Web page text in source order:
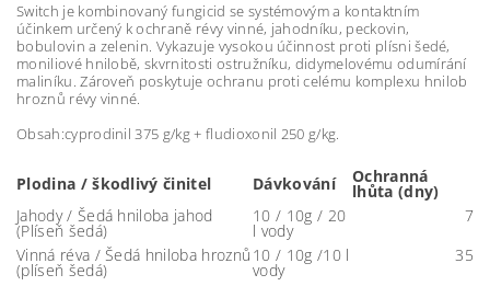
Switch je kombinovaný fungicid se systémovým a kontaktním
účinkem určený k ochraně révy vinné, jahodníku, peckovin,
bobulovin a zelenin. Vykazuje vysokou účinnost proti plísni šedé,
moniliové hnilobě, skvrnitosti ostružníku, didymelovému odumírání
maliníku. Zároveň poskytuje ochranu proti celému komplexu hnilob
hroznů révy vinné.
Obsah:cyprodinil 375 g/kg + fludioxonil 250 g/kg.
Plodina / škodlivý činitel Dávkování Ochranná
lhůta (dny)
Jahody / Šedá hniloba jahod
(Plíseň šedá)
10 / 10g / 20
l vody
7
Vinná réva / Šedá hniloba hroznů
(plíseň šedá)
10 / 10g /10 l
vody
35